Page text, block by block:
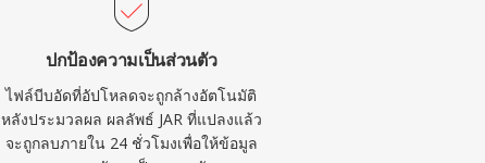
ปกป้องความเป็นส่วนตัว
ไฟล์บีบอัดที่อัปโหลดจะถูกล้างอัตโนมัติ
หลังประมวลผล ผลลัพธ์ JAR ที่แปลงแล้ว
จะถูกลบภายใน 24 ชั่วโมงเพื่อให้ข้อมูล